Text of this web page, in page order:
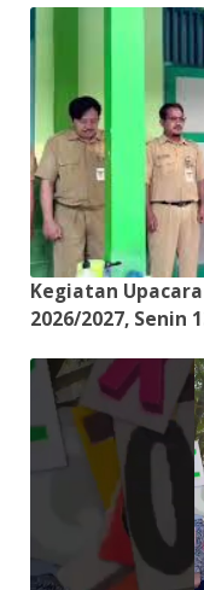
Kegiatan
2026/2027, Senin